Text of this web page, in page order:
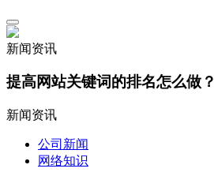
新闻资讯
提高网站关键词的排名怎么做？
新闻资讯
公司新闻
网络知识